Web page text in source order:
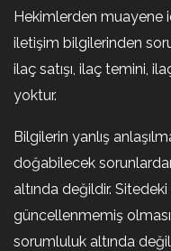
Hekimlerden muayene
iletişim bilgilerinden
ilaç satışı, ilaç temini,
yoktur.
Bilgilerin yanlış
doğabilecek
altında değildir.
güncellenmemiş
sorumluluk altında